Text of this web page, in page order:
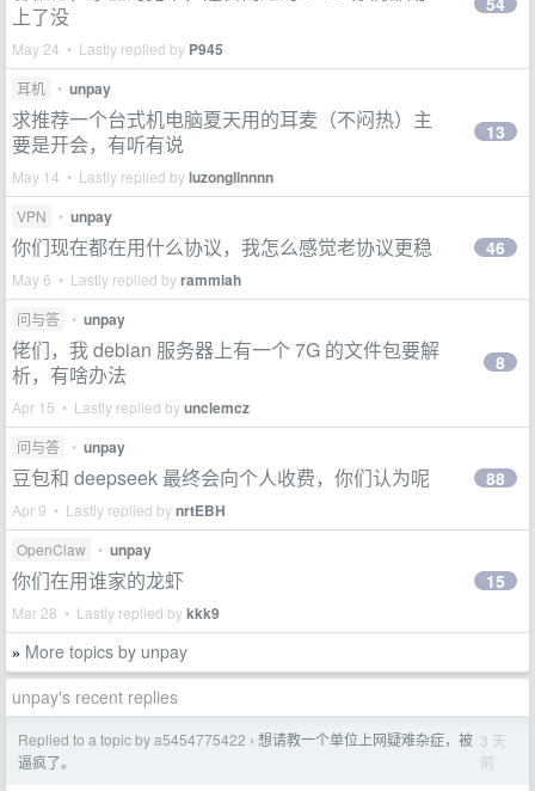
上了没
May 24 • Lastly replied by P945
耳机 • unpay
求推荐一个台式机电脑夏天用的耳麦（不闷热）主
要是开会，有听有说
May 14 • Lastly replied byluzonglinnnn
13
VPN • unpay
你们现在都在用什么协议，我怎么感觉老协议更稳
May 6 • Lastly replied byrammiah
46
问与答 • unpay
佬们，我 debian 服务器上有一个 7G 的文件包要解
析，有啥办法
Apr 15 • Lastly replied byunclemcz
8
问与答 • unpay
豆包和 deepseek 最终会向个人收费，你们认为呢
Apr 9 • Lastly replied bynrtEBH
88
OpenClaw • unpay
你们在用谁家的龙虾
Mar 28 • Lastly replied bykkk9
15
» More topics by unpay
unpay's recent replies
Replied to a topic by a5454775422 › 想请教一个单位上网疑难杂症，被
逼疯了。
3 天
前